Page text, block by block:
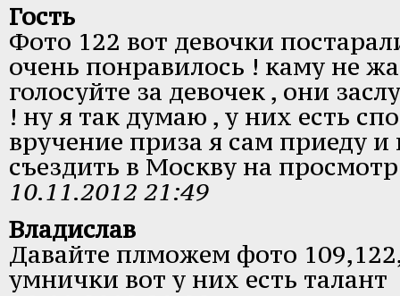
Гость
Фото 122 вот девочки
очень понравилось ! каму не
голосуйте за девочек , они
! ну я так думаю , у них есть
вручение приза я сам приеду
съездить в Москву на
10.11.2012 21:49
Владислав
Давайте плможем фото
умнички вот у них есть талант